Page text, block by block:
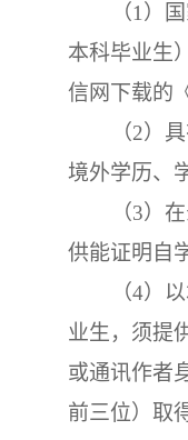
（1）
本科毕业生
信网下载的
（2）
境外学历、
（3）
供能证明自
（4）
业生，须提
或通讯作者
前三位）取